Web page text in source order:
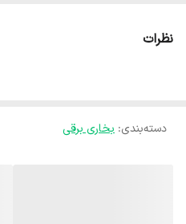
محیط، گرمای مطلوب داشته باشید.
دیگر نیز می‌توان 5 المنت
نظرات
دسته‌بندی: بخاری برقی